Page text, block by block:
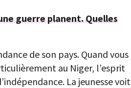
guerre planent. Quelles
de son pays. Quand vous
au Niger, l’esprit
La jeunesse voit